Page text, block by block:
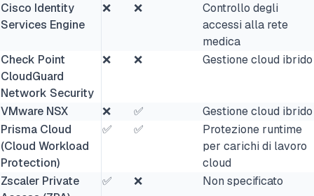
Cisco Identity
Services Engine
❌ ❌
Controllo degli
accessi alla rete
medica
Check Point
CloudGuard
Network Security
❌ ❌ Gestione cloud ibrido
VMware NSX ❌ ✅
Gestione cloud ibrido
Prisma Cloud
(Cloud Workload
Protection)
✅ ✅
Protezione runtime
per carichi di lavoro
cloud
Zscaler Private
✅ ❌ Non specificato